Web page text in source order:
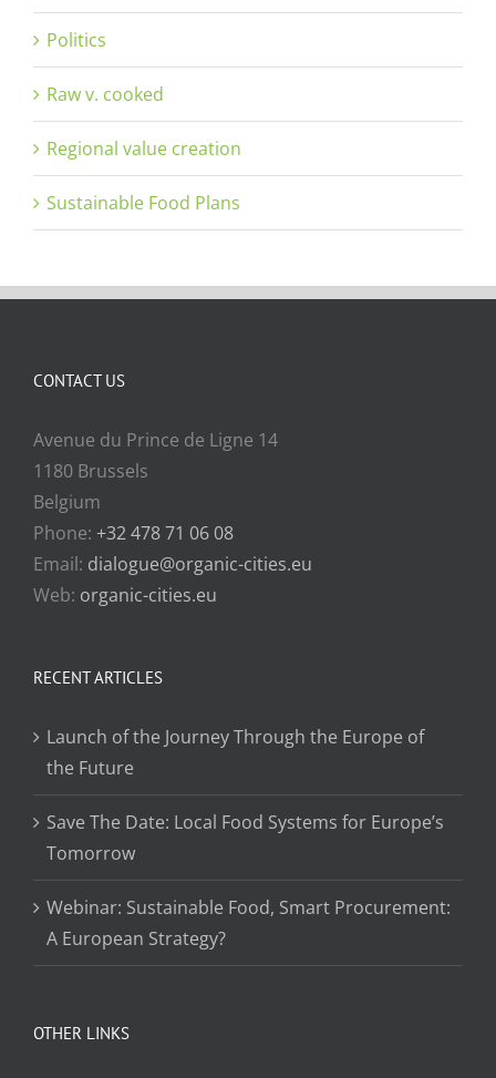
Politics
Raw v. cooked
Regional value creation
Sustainable Food Plans
CONTACT US
Avenue du Prince de Ligne 14
1180 Brussels
Belgium
Phone: +32 478 71 06 08
Email: dialogue@organic-cities.eu
Web: organic-cities.eu
RECENT ARTICLES
Launch of the Journey Through the Europe of
the Future
Save The Date: Local Food Systems for Europe’s
Tomorrow
Webinar: Sustainable Food, Smart Procurement:
A European Strategy?
OTHER LINKS